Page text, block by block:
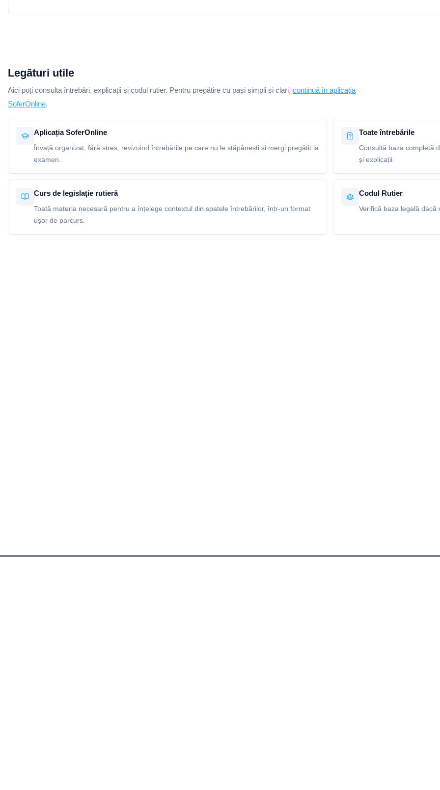
Legături utile
Aici poți consulta întrebări, explicații și codul rutier. Pentru pregătire cu pași simpli și clari, continuă în aplicația
SoferOnline.
Aplicația SoferOnline
Învață organizat, fără stres, revizuind întrebările pe care nu le stăpânești și mergi pregătit la
examen.
Toate întrebările
Consultă baza completă
și explicații.
Curs de legislație rutieră
Toată materia necesară pentru a înțelege contextul din spatele întrebărilor, într-un format
ușor de parcurs.
Codul Rutier
Verifică baza legală dacă